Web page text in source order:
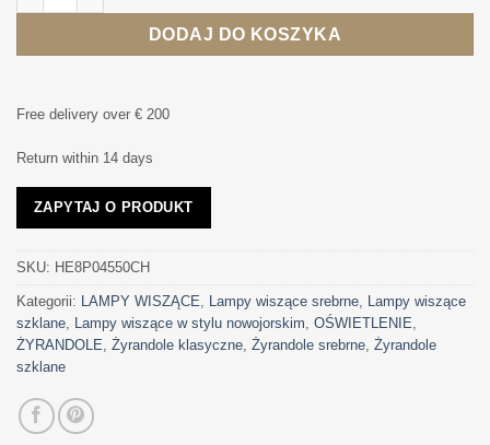
DODAJ DO KOSZYKA
Free delivery over € 200
Return within 14 days
ZAPYTAJ O PRODUKT
SKU: HE8P04550CH
Kategorii: LAMPY WISZĄCE, Lampy wiszące srebrne, Lampy wiszące
szklane, Lampy wiszące w stylu nowojorskim, OŚWIETLENIE,
ŻYRANDOLE, Żyrandole klasyczne, Żyrandole srebrne, Żyrandole
szklane